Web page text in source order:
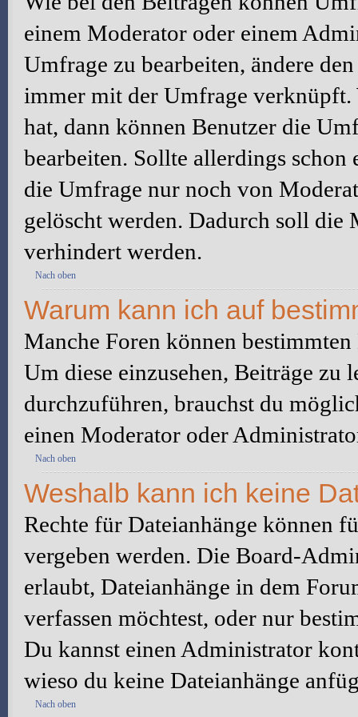
einem Moderator oder einem
Umfrage zu bearbeiten, ändere
immer mit der Umfrage verknüpft.
hat, dann können Benutzer die
bearbeiten. Sollte allerdings schon
die Umfrage nur noch von
gelöscht werden. Dadurch soll
verhindert werden.
Nach oben
Warum kann ich auf
Manche Foren können
Um diese einzusehen, Beiträge zu
durchzuführen, brauchst du
einen Moderator oder
Nach oben
Weshalb kann ich keine
Rechte für Dateianhänge können
vergeben werden. Die Board-
erlaubt, Dateianhänge in dem
verfassen möchtest, oder nur
Du kannst einen Administrator
wieso du keine Dateianhänge
Nach oben